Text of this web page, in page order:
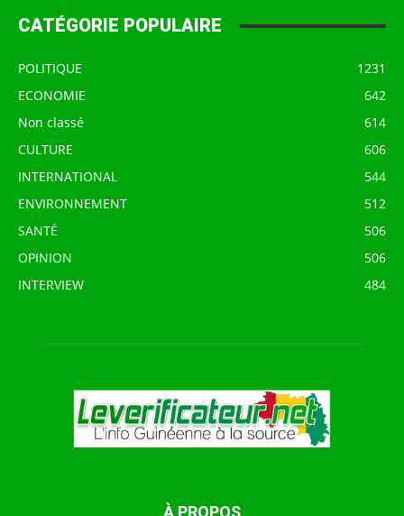
CATÉGORIE POPULAIRE
POLITIQUE
1231
ECONOMIE
642
Non classé
614
CULTURE
606
INTERNATIONAL
544
ENVIRONNEMENT
512
SANTÉ
506
OPINION
506
INTERVIEW
484
À PROPOS